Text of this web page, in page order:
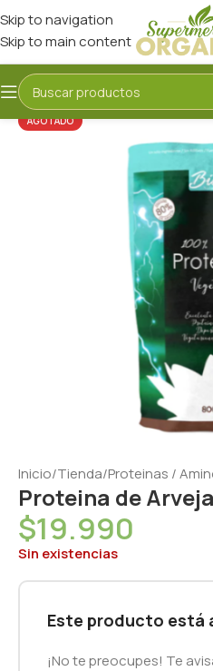
Skip to navigation
Skip to main content
AGOTADO
Inicio/Tienda/Proteinas /
Proteina de
$19.990
Sin existencias
Este producto está
¡No te preocupes! Te